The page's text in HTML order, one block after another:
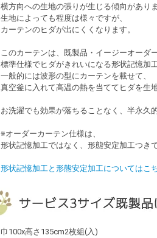
横方向への生地の張りが生じる傾向がありま
生地によっても程度は様々ですが、
カーテンのヒダが出にくくなります。
このカーテンは、既製品・イージーオーダ
標準仕様でヒダがきれいになる形状記憶加
一般的には波形の型にカーテンを載せて、
真空釜に入れて高温の熱を当ててヒダを生
お洗濯でも効果が落ちることなく、半永久
※オーダーカーテン仕様は、
形状記憶加工ではなく、形態安定加工つきで
形状記憶加工と形態安定加工についてはこ
巾100x高さ135cm2枚組(入)